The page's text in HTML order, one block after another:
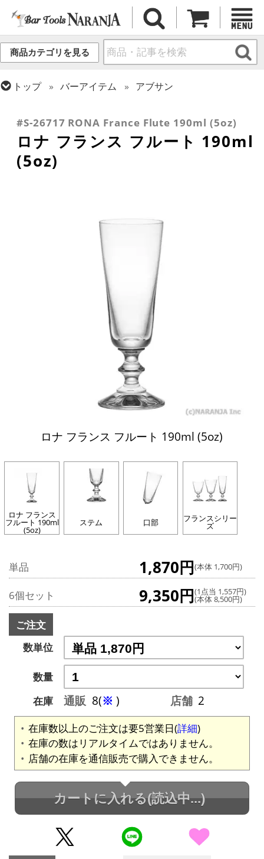
商品カテゴリを見る
トップ バーアイテム
アブサン
ロナ
#S-26717 RONA France Flute 190ml (5oz)
ロナ フランス フルート 190ml
(5oz)
ロナ フランス フルート 190ml (5oz)
ロナ フランス
フルート 190ml
(5oz)
ステム 口部 フランスシリー
ズ
単品 1,870円(本体 1,700円)
6個セット 9,350円(1点当 1,557円)
(本体 8,500円)
ご注文
数単位
数量
在庫
通販 8(※ ) 店舗 2
在庫数以上のご注文は要5営業日(詳細)
在庫の数はリアルタイムではありません。
店舗の在庫を通信販売で購入できません。
カートに入れる(読込中...)